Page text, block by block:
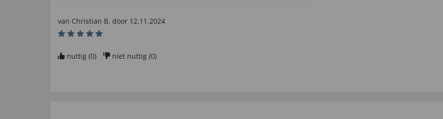
van Christian B. door 12.11.2024
nuttig (0) niet nuttig (0)